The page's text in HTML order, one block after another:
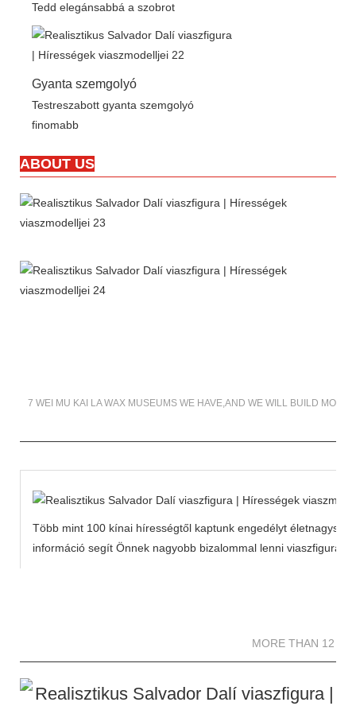
Tedd elegánsabbá a szobrot
Gyanta szemgolyó
Testreszabott gyanta szemgolyó
finomabb
ABOUT US
7 WEI MU KAI LA WAX MUSEUMS WE HAVE,AND WE WILL BUILD
Több mint 100 kínai hírességtől kaptunk engedélyt
információ segít Önnek nagyobb bizalommal lenni
MORE THAN 12